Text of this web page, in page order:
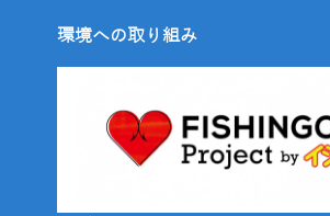
環境への取り組み